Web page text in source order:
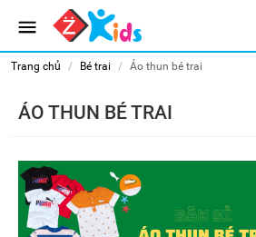
Trang chủ / Bé trai / Áo thun bé trai
ÁO THUN BÉ TRAI